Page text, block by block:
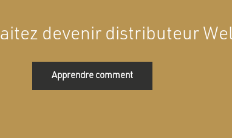
devenir distributeur
Apprendre comment